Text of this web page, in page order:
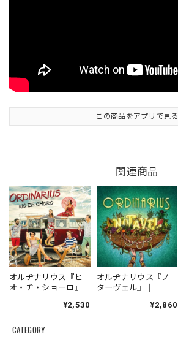
CATEGORY
この商品をアプリで見る
関連商品
オルヂナリウス『ヒ
オ・ヂ・ショーロ』
DE CHORO』（IND-
_LNTBR_
¥2,530
オルヂナリウス『ノ
ターヴェル』｜
VEL』（RB-045）¥2,860